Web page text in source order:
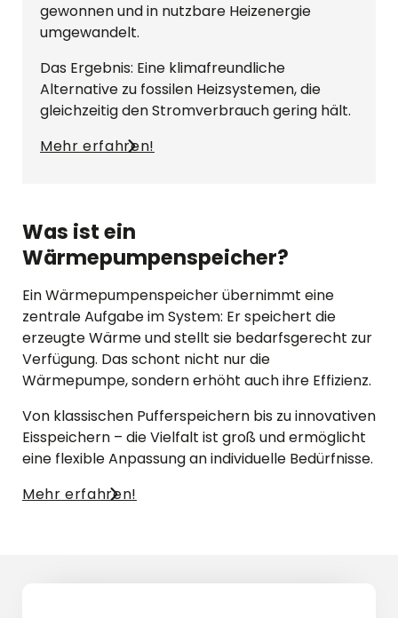
gewonnen und in nutzbare Heizenergie
umgewandelt.
Das Ergebnis: Eine klimafreundliche
Alternative zu fossilen Heizsystemen, die
gleichzeitig den Stromverbrauch gering hält.
Mehr erfahren!
Was ist ein
Wärmepumpenspeicher?
Ein Wärmepumpenspeicher übernimmt eine
zentrale Aufgabe im System: Er speichert die
erzeugte Wärme und stellt sie bedarfsgerecht zur
Verfügung. Das schont nicht nur die
Wärmepumpe, sondern erhöht auch ihre Effizienz.
Von klassischen Pufferspeichern bis zu innovativen
Eisspeichern – die Vielfalt ist groß und ermöglicht
eine flexible Anpassung an individuelle Bedürfnisse.
Mehr erfahren!